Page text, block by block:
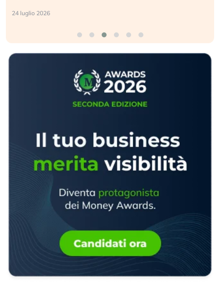
24 luglio 2026